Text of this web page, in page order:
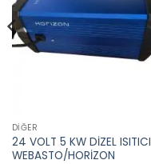
DIĞER
24 VOLT 5 KW DİZEL ISITICI
WEBASTO/HORİZON